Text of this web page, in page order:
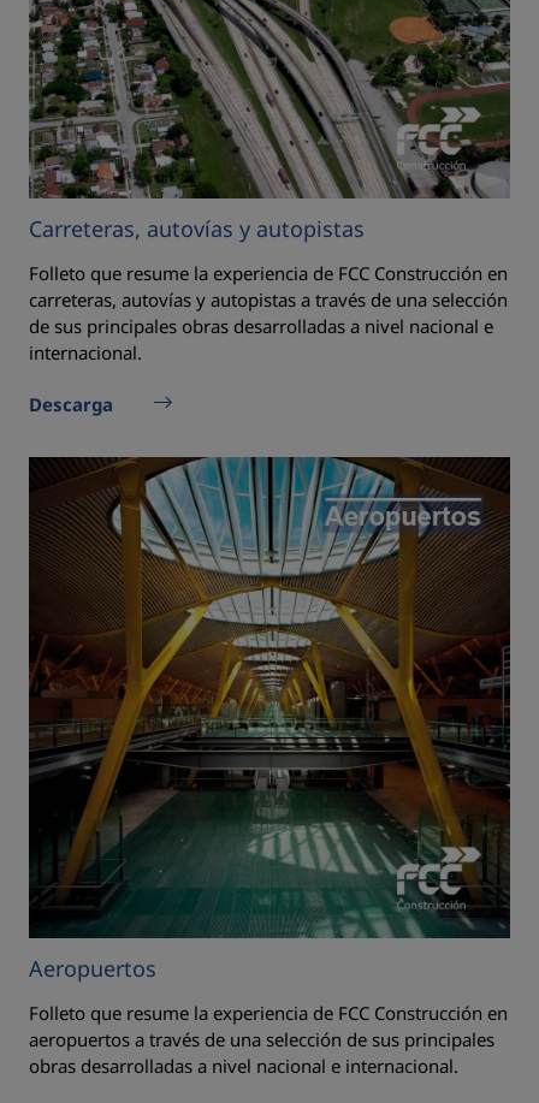
Carreteras, autovías y autopistas
Folleto que resume la experiencia de FCC Construcción en
carreteras, autovías y autopistas a través de una selección
de sus principales obras desarrolladas a nivel nacional e
internacional.
Descarga
Aeropuertos
Folleto que resume la experiencia de FCC Construcción en
aeropuertos a través de una selección de sus principales
obras desarrolladas a nivel nacional e internacional.